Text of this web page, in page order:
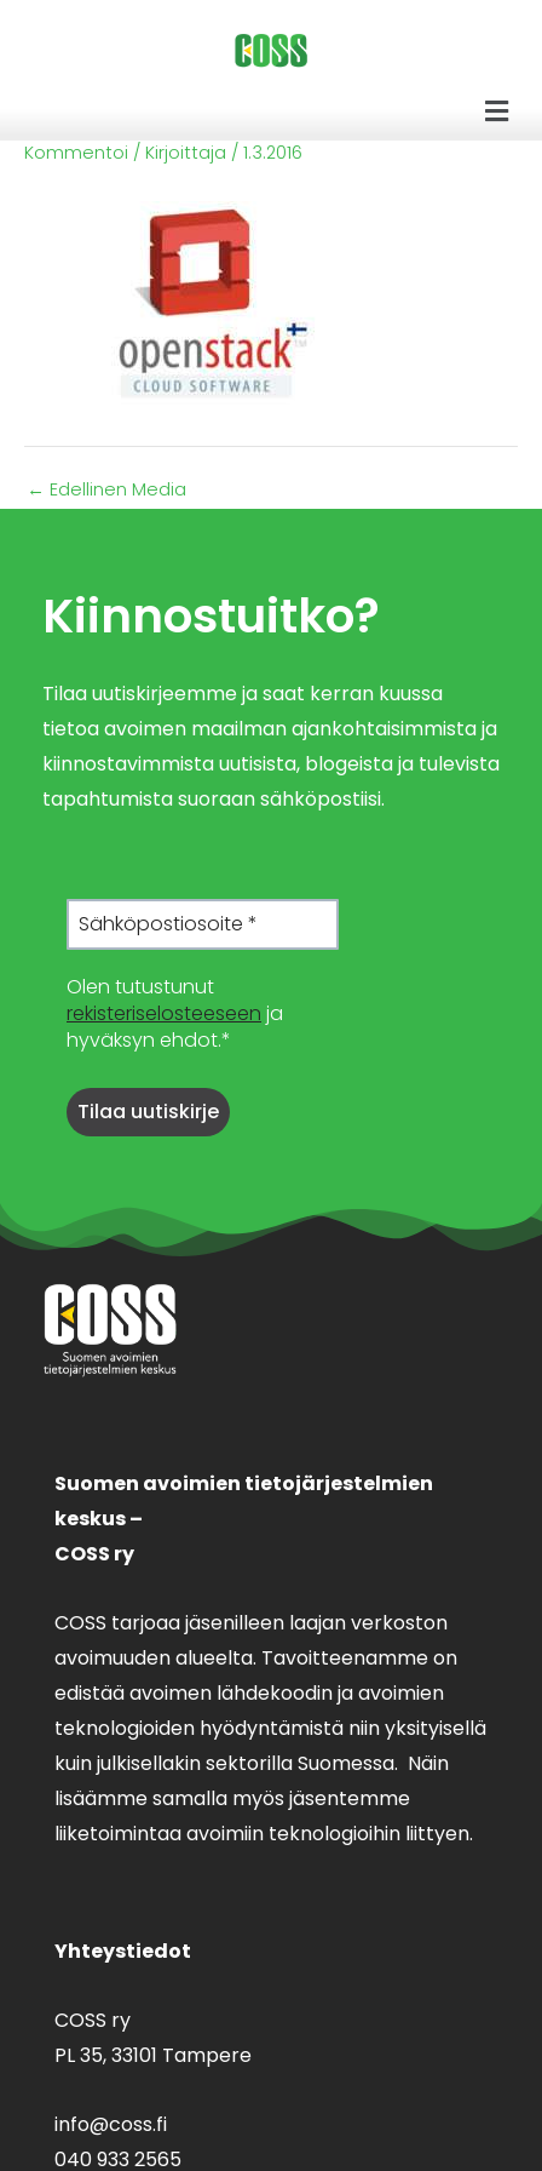
Kommentoi / Kirjoittaja / 1.3.2016
← Edellinen Media
Kiinnostuitko?
Tilaa uutiskirjeemme ja saat kerran kuussa
tietoa avoimen maailman ajankohtaisimmista ja
kiinnostavimmista uutisista, blogeista ja tulevista
tapahtumista suoraan sähköpostiisi.
Olen tutustunut
rekisteriselosteeseen ja
hyväksyn ehdot.*
Suomen avoimien tietojärjestelmien
keskus –
COSS ry
COSS tarjoaa jäsenilleen laajan verkoston
avoimuuden alueelta. Tavoitteenamme on
edistää avoimen lähdekoodin ja avoimien
teknologioiden hyödyntämistä niin yksityisellä
kuin julkisellakin sektorilla Suomessa. Näin
lisäämme samalla myös jäsentemme
liiketoimintaa avoimiin teknologioihin liittyen.
Yhteystiedot
COSS ry
PL 35,33101 Tampere
info@coss.fi
040 933 2565